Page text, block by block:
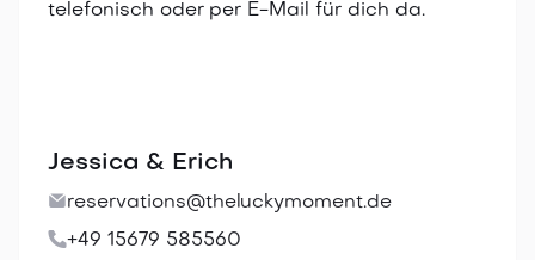
telefonisch oder per E-Mail für dich da.
Jessica & Erich
reservations@theluckymoment.de
+49 15679 585560